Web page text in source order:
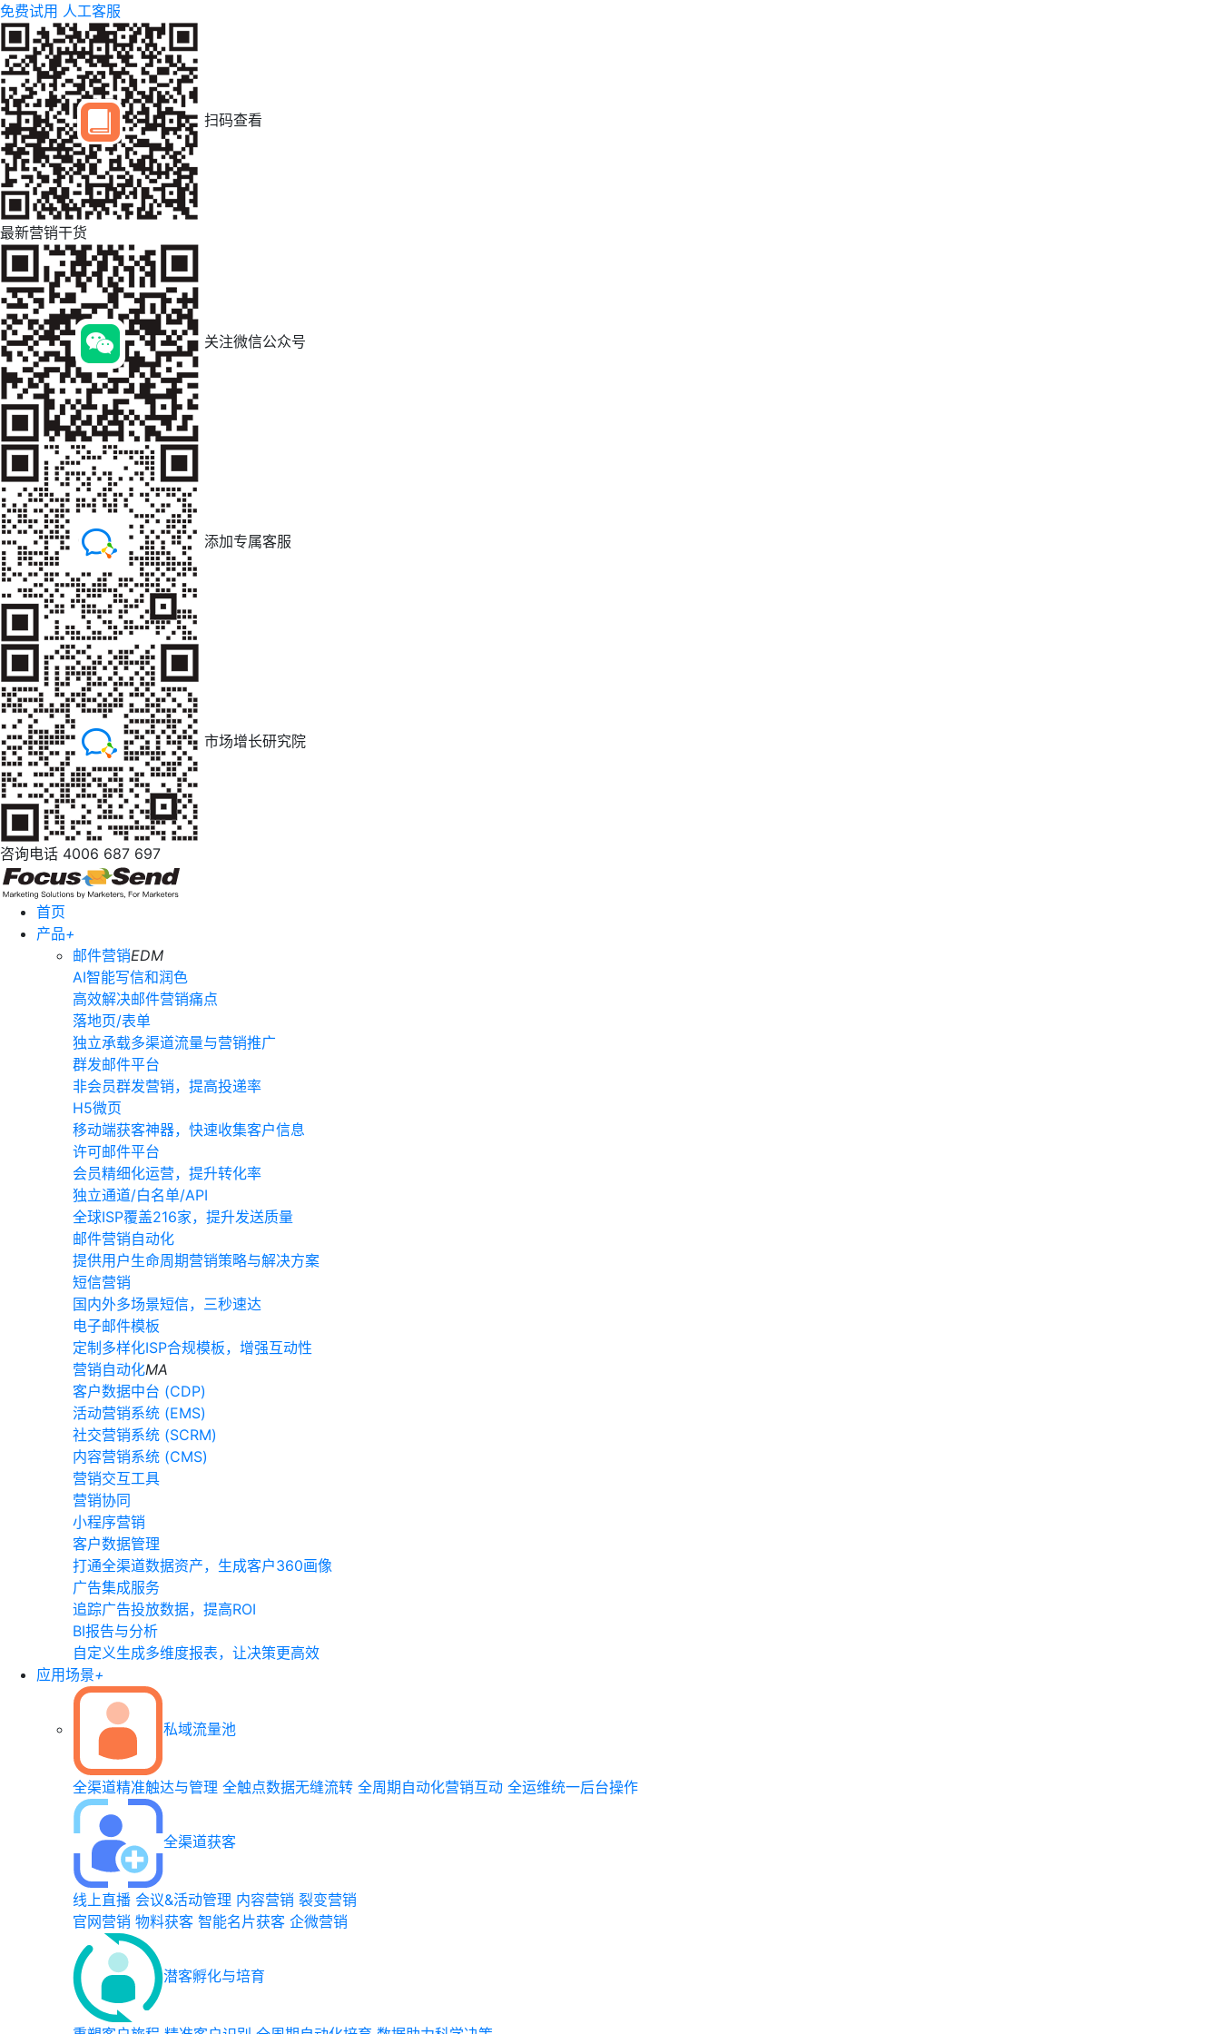
免费试用 人工客服
扫码查看
最新营销干货
关注微信公众号
添加专属客服
市场增长研究院
咨询电话 4006 687 697
首页
产品+
邮件营销EDM
AI智能写信和润色
高效解决邮件营销痛点
落地页/表单
独立承载多渠道流量与营销推广
群发邮件平台
非会员群发营销，提高投递率
H5微页
移动端获客神器，快速收集客户信息
许可邮件平台
会员精细化运营，提升转化率
独立通道/白名单/API
全球ISP覆盖216家，提升发送质量
邮件营销自动化
提供用户生命周期营销策略与解决方案
短信营销
国内外多场景短信，三秒速达
电子邮件模板
定制多样化ISP合规模板，增强互动性
营销自动化MA
客户数据中台 (CDP)
活动营销系统 (EMS)
社交营销系统 (SCRM)
内容营销系统 (CMS)
营销交互工具
营销协同
小程序营销
客户数据管理
打通全渠道数据资产，生成客户360画像
广告集成服务
追踪广告投放数据，提高ROI
BI报告与分析
自定义生成多维度报表，让决策更高效
应用场景+
私域流量池
全渠道精准触达与管理 全触点数据无缝流转 全周期自动化营销互动 全运维统一后台操作
全渠道获客
线上直播 会议&活动管理 内容营销 裂变营销
官网营销 物料获客 智能名片获客 企微营销
潜客孵化与培育